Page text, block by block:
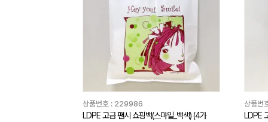
상품번호 : 229986
LDPE 고급 팬시 쇼핑백(스마일_백색) (4가
상품번
LDPE